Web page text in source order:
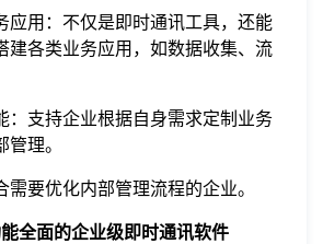
应用：不仅是即时通讯工具，还能
建各类业务应用，如数据收集、流
：支持企业根据自身需求定制业务
理。
需要优化内部管理流程的企业。
全面的企业级即时通讯软件